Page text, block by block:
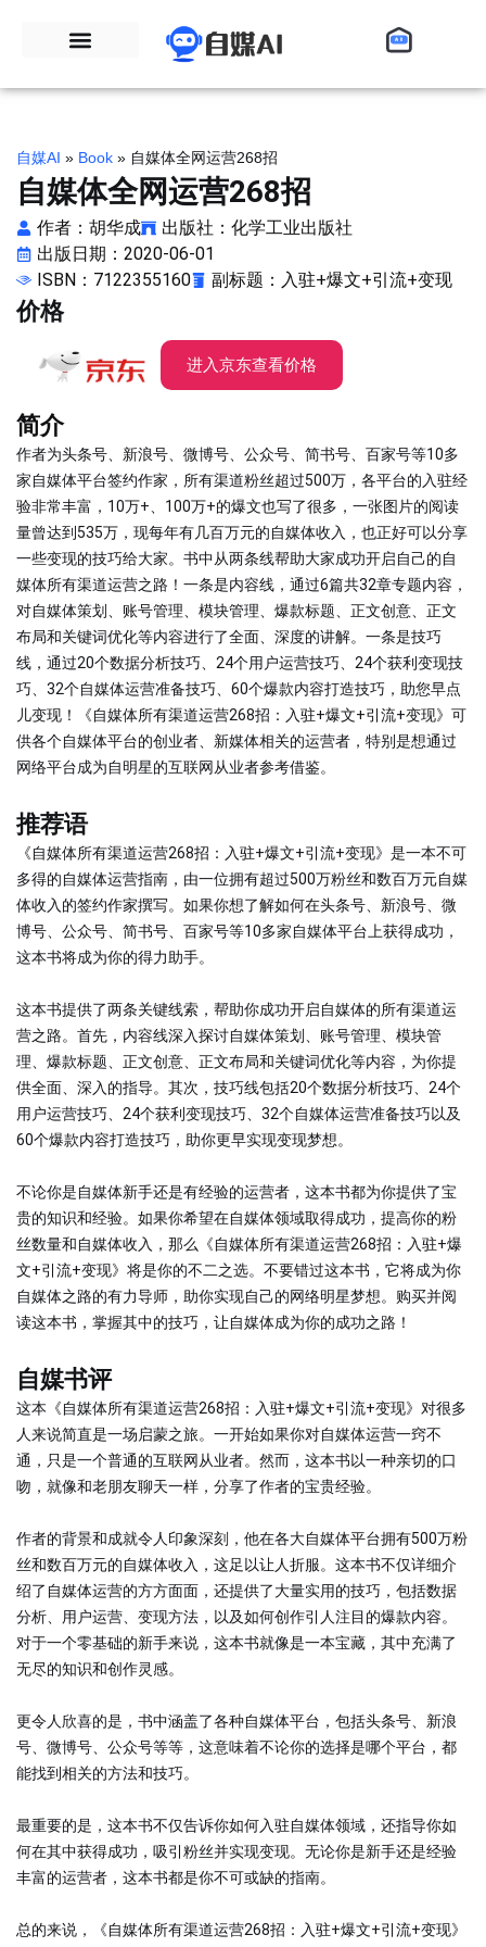
自媒AI » Book » 自媒体全网运营268招
自媒体全网运营268招
作者：胡华成
出版社：化学工业出版社
出版日期：2020-06-01
ISBN：7122355160
副标题：入驻+爆文+引流+变现
价格
进入京东查看价格
简介
作者为头条号、新浪号、微博号、公众号、简书号、百家号等10多
家自媒体平台签约作家，所有渠道粉丝超过500万，各平台的入驻经
验非常丰富，10万+、100万+的爆文也写了很多，一张图片的阅读
量曾达到535万，现每年有几百万元的自媒体收入，也正好可以分享
一些变现的技巧给大家。书中从两条线帮助大家成功开启自己的自
媒体所有渠道运营之路！一条是内容线，通过6篇共32章专题内容，
对自媒体策划、账号管理、模块管理、爆款标题、正文创意、正文
布局和关键词优化等内容进行了全面、深度的讲解。一条是技巧
线，通过20个数据分析技巧、24个用户运营技巧、24个获利变现技
巧、32个自媒体运营准备技巧、60个爆款内容打造技巧，助您早点
儿变现！《自媒体所有渠道运营268招：入驻+爆文+引流+变现》可
供各个自媒体平台的创业者、新媒体相关的运营者，特别是想通过
网络平台成为自明星的互联网从业者参考借鉴。
推荐语
《自媒体所有渠道运营268招：入驻+爆文+引流+变现》是一本不可
多得的自媒体运营指南，由一位拥有超过500万粉丝和数百万元自媒
体收入的签约作家撰写。如果你想了解如何在头条号、新浪号、微
博号、公众号、简书号、百家号等10多家自媒体平台上获得成功，
这本书将成为你的得力助手。
这本书提供了两条关键线索，帮助你成功开启自媒体的所有渠道运
营之路。首先，内容线深入探讨自媒体策划、账号管理、模块管
理、爆款标题、正文创意、正文布局和关键词优化等内容，为你提
供全面、深入的指导。其次，技巧线包括20个数据分析技巧、24个
用户运营技巧、24个获利变现技巧、32个自媒体运营准备技巧以及
60个爆款内容打造技巧，助你更早实现变现梦想。
不论你是自媒体新手还是有经验的运营者，这本书都为你提供了宝
贵的知识和经验。如果你希望在自媒体领域取得成功，提高你的粉
丝数量和自媒体收入，那么《自媒体所有渠道运营268招：入驻+爆
文+引流+变现》将是你的不二之选。不要错过这本书，它将成为你
自媒体之路的有力导师，助你实现自己的网络明星梦想。购买并阅
读这本书，掌握其中的技巧，让自媒体成为你的成功之路！
自媒书评
这本《自媒体所有渠道运营268招：入驻+爆文+引流+变现》对很多
人来说简直是一场启蒙之旅。一开始如果你对自媒体运营一窍不
通，只是一个普通的互联网从业者。然而，这本书以一种亲切的口
吻，就像和老朋友聊天一样，分享了作者的宝贵经验。
作者的背景和成就令人印象深刻，他在各大自媒体平台拥有500万粉
丝和数百万元的自媒体收入，这足以让人折服。这本书不仅详细介
绍了自媒体运营的方方面面，还提供了大量实用的技巧，包括数据
分析、用户运营、变现方法，以及如何创作引人注目的爆款内容。
对于一个零基础的新手来说，这本书就像是一本宝藏，其中充满了
无尽的知识和创作灵感。
更令人欣喜的是，书中涵盖了各种自媒体平台，包括头条号、新浪
号、微博号、公众号等等，这意味着不论你的选择是哪个平台，都
能找到相关的方法和技巧。
最重要的是，这本书不仅告诉你如何入驻自媒体领域，还指导你如
何在其中获得成功，吸引粉丝并实现变现。无论你是新手还是经验
丰富的运营者，这本书都是你不可或缺的指南。
总的来说，《自媒体所有渠道运营268招：入驻+爆文+引流+变现》